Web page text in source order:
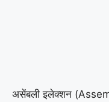
असेंबली इलेक्शन